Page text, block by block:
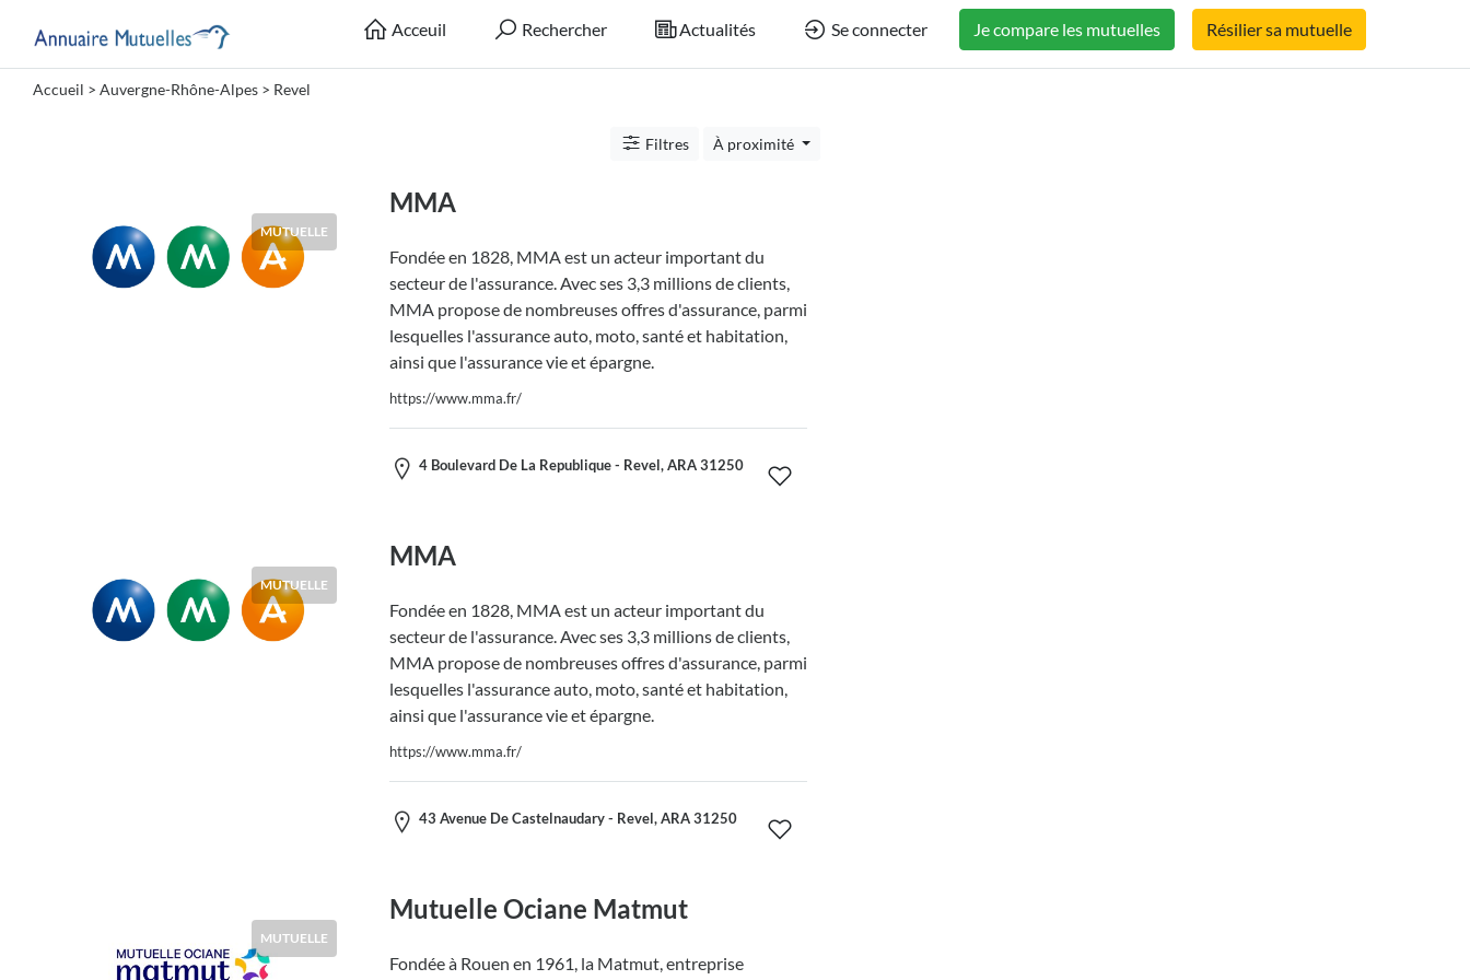
Acceuil Rechercher Actualités Se connecter Je compare les mutuelles Résilier sa mutuelle
Accueil > Auvergne-Rhône-Alpes > Revel
Filtres À proximité
MUTUELLE
MMA
Fondée en 1828, MMA est un acteur important du
secteur de l'assurance. Avec ses 3,3 millions de clients,
MMA propose de nombreuses offres d'assurance, parmi
lesquelles l'assurance auto, moto, santé et habitation,
ainsi que l'assurance vie et épargne.
https://www.mma.fr/
4 Boulevard De La Republique - Revel, ARA 31250
MUTUELLE
MMA
Fondée en 1828, MMA est un acteur important du
secteur de l'assurance. Avec ses 3,3 millions de clients,
MMA propose de nombreuses offres d'assurance, parmi
lesquelles l'assurance auto, moto, santé et habitation,
ainsi que l'assurance vie et épargne.
https://www.mma.fr/
43 Avenue De Castelnaudary - Revel, ARA 31250
MUTUELLE
Mutuelle Ociane Matmut
Fondée à Rouen en 1961, la Matmut, entreprise